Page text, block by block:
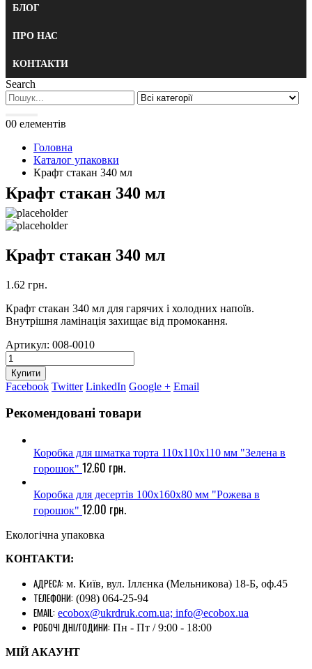
БЛОГ
ПРО НАС
КОНТАКТИ
Search
00 елементів
Головна
Каталог упаковки
Крафт стакан 340 мл
Крафт стакан 340 мл
Крафт стакан 340 мл
1.62 грн.
Крафт стакан 340 мл для гарячих і холодних напоїв.
Внутрішня ламінація захищає від промокання.
Артикул: 008-0010
Купити
Facebook Twitter LinkedIn Google + Email
Рекомендовані товари
Коробка для шматка торта 110х110х110 мм "Зелена в
горошок" 12.60 грн.
Коробка для десертів 100х160х80 мм "Рожева в
горошок" 12.00 грн.
Екологічна упаковка
КОНТАКТИ:
АДРЕСА: м. Київ, вул. Іллєнка (Мельникова) 18-Б, оф.45
ТЕЛЕФОНИ: (098) 064-25-94
EMAIL: ecobox@ukrdruk.com.ua; info@ecobox.ua
РОБОЧІ ДНІ/ГОДИНИ: Пн - Пт / 9:00 - 18:00
МІЙ АКАУНТ